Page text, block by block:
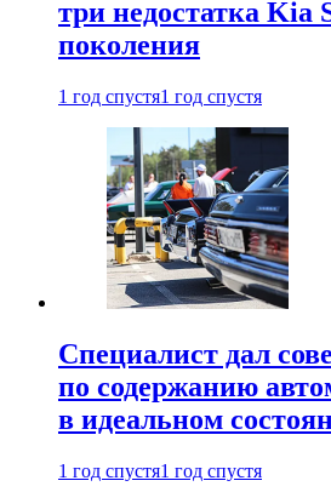
три недостатка Kia
поколения
1 год спустя1 год спустя
Специалист дал
по содержанию
в идеальном
1 год спустя1 год спустя